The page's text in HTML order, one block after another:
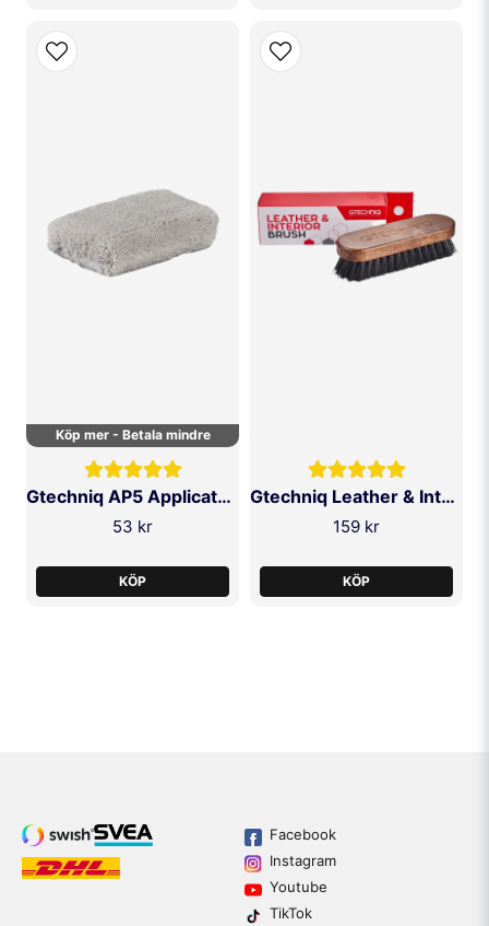
Köp mer - Betala mindre
Gtechniq AP5 Applicator Pad
53 kr
KÖP
Gtechniq Leather & Interior Brush
159 kr
KÖP
Facebook
Instagram
Youtube
TikTok